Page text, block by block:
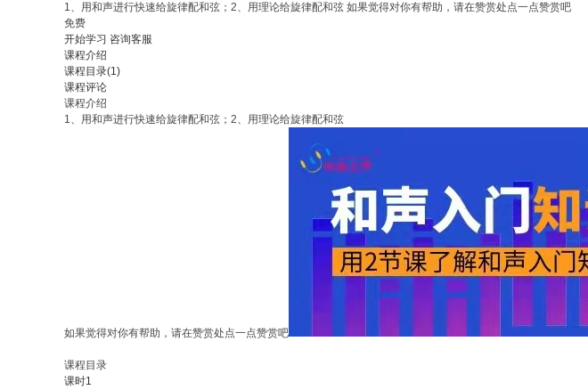
1、用和声进行快速给旋律配和弦；2、用理论给旋律配和弦 如果觉得对你有帮助，请在赞赏处点一点赞赏吧
免费
开始学习 咨询客服
课程介绍
课程目录(1)
课程评论
课程介绍
1、用和声进行快速给旋律配和弦；2、用理论给旋律配和弦
如果觉得对你有帮助，请在赞赏处点一点赞赏吧
课程目录
课时1